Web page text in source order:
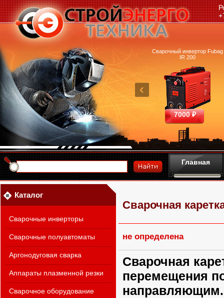
аппарат Ресанта
САИПА-200 ММА
25390 ₽
Машина термической резки
FUBAG INCUT10
460700 ₽
Сварочный инвертор Fubag
IR 200
7000 ₽
Главная
Каталог
Сварочные инверторы
Сварочные полуавтоматы
Аргонодуговая сварка
Аппараты плазменной резки
Сварочное оборудование
Сварочная
не определена
Сварочная
перемещения
направляющим.